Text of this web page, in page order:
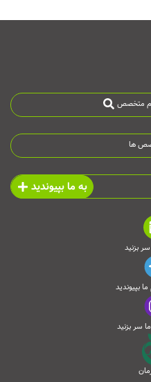
متخصص
ها
به ما بپیوندید
بزنید
بپیوندید
سر بزنید